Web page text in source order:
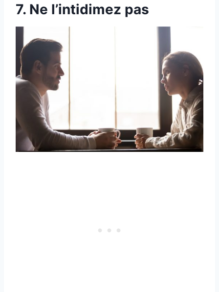
7. Ne l’intidimez pas